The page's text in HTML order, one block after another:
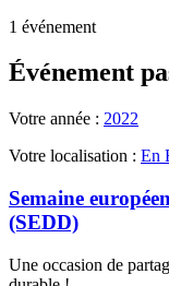
1 événement
Événement
Votre année : 2022
Votre localisation : En
Semaine
(SEDD)
Une occasion de